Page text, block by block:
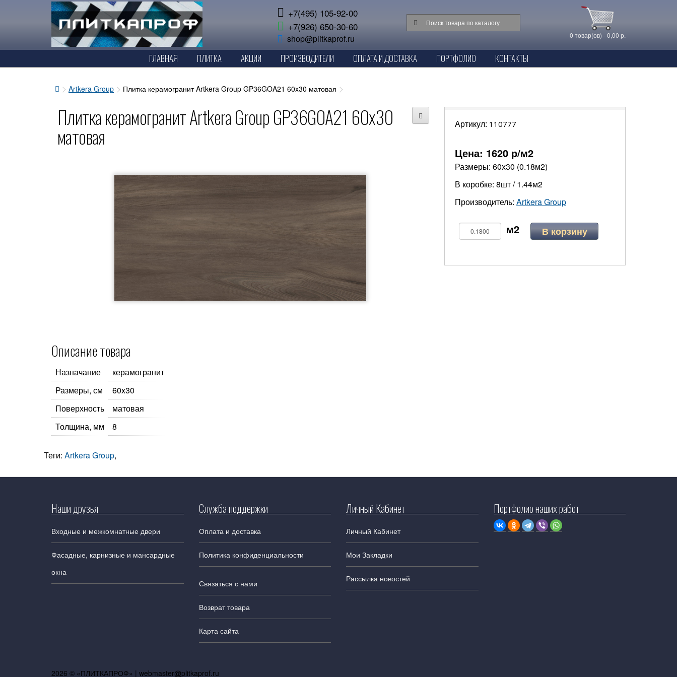
+7(495) 105-92-00
+7(926) 650-30-60
shop@plitkaprof.ru 0 товар(ов) - 0,00 р.
ГЛАВНАЯ ПЛИТКА АКЦИИ ПРОИЗВОДИТЕЛИ ОПЛАТА И ДОСТАВКА ПОРТФОЛИО КОНТАКТЫ
Artkera Group Плитка керамогранит Artkera Group GP36GOA21 60x30 матовая
Плитка керамогранит Artkera Group GP36GOA21 60x30
матовая
Описание товара
Назначание
керамогранит
Размеры, см
60x30
Поверхность
матовая
Толщина, мм
8
Артикул: 110777
Цена: 1620 р/м2
Размеры: 60х30 (0.18м2)
В коробке: 8шт / 1.44м2
Производитель: Artkera Group
В корзину
Теги: Artkera Group,
Наши друзья
Входные и межкомнатные двери
Фасадные, карнизные и мансардные
окна
Служба поддержки
Оплата и доставка
Политика конфиденциальности
Связаться с нами
Возврат товара
Карта сайта
Личный Кабинет
Личный Кабинет
Мои Закладки
Рассылка новостей
Портфолио наших работ
2026 © «ПЛИТКАПРОФ» | webmaster plitkaprof.ru